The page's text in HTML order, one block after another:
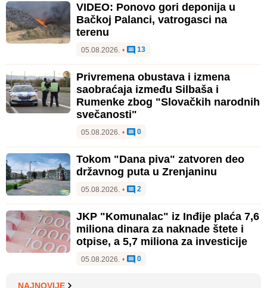
VIDEO: Ponovo gori deponija u
Bačkoj Palanci, vatrogasci na
terenu
05.08.2026. • 13
Privremena obustava i izmena
saobraćaja između Silbaša i
Rumenke zbog "Slovačkih narodnih
svečanosti"
05.08.2026. • 0
Tokom "Dana piva" zatvoren deo
državnog puta u Zrenjaninu
05.08.2026. • 2
JKP "Komunalac" iz Inđije plaća 7,6
miliona dinara za naknade štete i
otpise, a 5,7 miliona za investicije
05.08.2026. • 0
NAJNOVIJE